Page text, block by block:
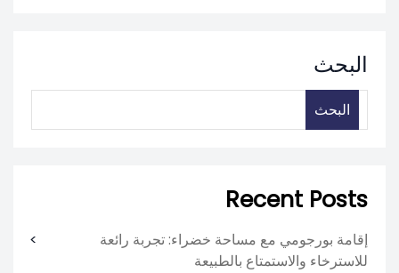
البحث
البحث
Recent Posts
إقامة بورجومي مع مساحة خضراء: تجربة رائعة
للاسترخاء والاستمتاع بالطبيعة